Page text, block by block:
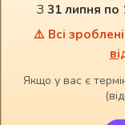
Оригінальна
Кераміка / Об'єм:
Смотрите
З 31 липня по
⚠️ Всі
Якщо у вас є